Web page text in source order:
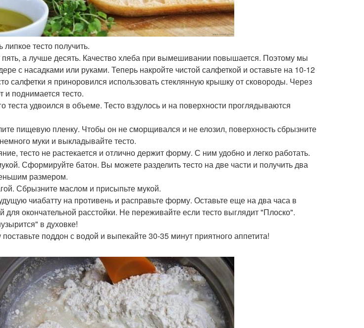
тесто получить.
а лучше десять. Качество хлеба при вымешивании повышается. Поэтому мы
с насадками или руками. Теперь накройте чистой салфеткой и оставьте на 10-12
салфетки я приноровился использовать стеклянную крышку от сковороды. Через
и поднимается тесто.
теста удвоился в объеме. Тесто вздулось и на поверхности проглядываются
пищевую пленку. Чтобы он не сморщивался и не елозил, поверхность сбрызните
муки и выкладывайте тесто.
тесто не растекается и отлично держит форму. С ним удобно и легко работать.
Сформируйте батон. Вы можете разделить тесто на две части и получить два
размером.
Сбрызните маслом и присыпьте мукой.
чиабатту на противень и расправьте форму. Оставьте еще на два часа в
для окончательной расстойки. Не переживайте если тесто выглядит "Плоско".
в духовке!
поддон с водой и выпекайте 30-35 минут приятного аппетита!